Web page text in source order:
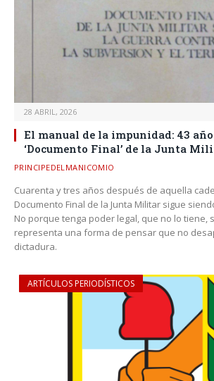
28 ABRIL, 2026
El manual de la impunidad: 43
‘Documento Final’ de la Junta
PRINCIPEDELMANICOMIO
Cuarenta y tres años después de aquella
Documento Final de la Junta Militar sigue
No porque tenga poder legal, que no lo tiene,
representa una forma de pensar que no
dictadura.
ARTÍCULOS PERIODÍSTICOS